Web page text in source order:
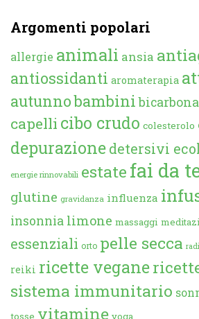
Argomenti popolari
allergie animali ansia
antiossidanti aromaterapia
autunnobambini
capelli cibo crudo colesterolo
depurazione detersivi
energie rinnovabili estate fai da
glutine gravidanza influenza
insonnia limone massaggi
essenziali orto pelle secca
reiki ricette vegane
sistema immunitario
tosse vitamine yoga